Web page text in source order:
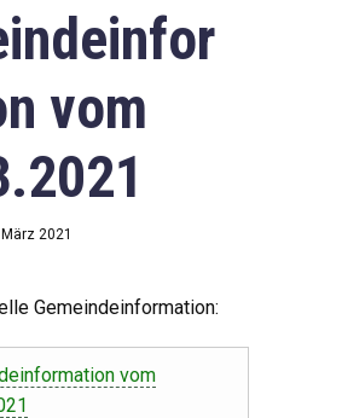
vom
2021
Gemeindeinformation:
vom